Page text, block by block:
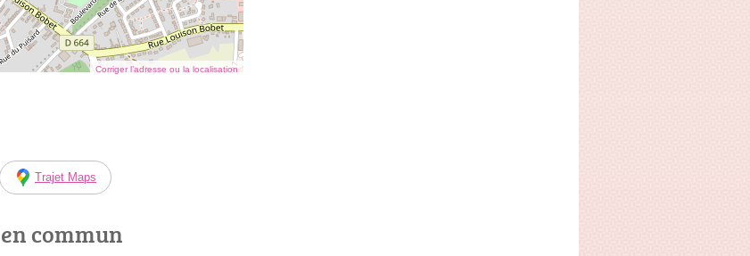
Corriger l’adresse ou la localisation
Trajet Maps
commun